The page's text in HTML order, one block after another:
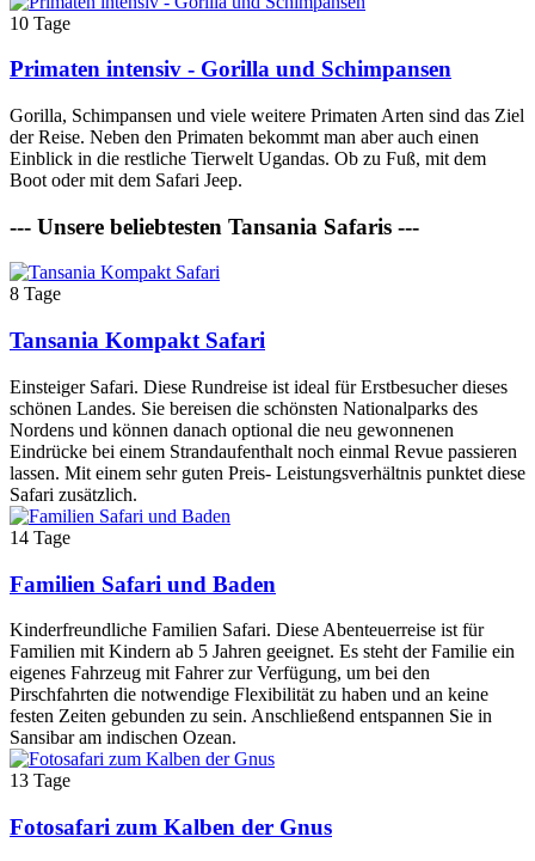
10 Tage
Primaten intensiv - Gorilla und Schimpansen
Gorilla, Schimpansen und viele weitere Primaten Arten sind das Ziel
der Reise. Neben den Primaten bekommt man aber auch einen
Einblick in die restliche Tierwelt Ugandas. Ob zu Fuß, mit dem
Boot oder mit dem Safari Jeep.
--- Unsere beliebtesten Tansania Safaris ---
8 Tage
Tansania Kompakt Safari
Einsteiger Safari. Diese Rundreise ist ideal für Erstbesucher dieses
schönen Landes. Sie bereisen die schönsten Nationalparks des
Nordens und können danach optional die neu gewonnenen
Eindrücke bei einem Strandaufenthalt noch einmal Revue passieren
lassen. Mit einem sehr guten Preis- Leistungsverhältnis punktet diese
Safari zusätzlich.
14 Tage
Familien Safari und Baden
Kinderfreundliche Familien Safari. Diese Abenteuerreise ist für
Familien mit Kindern ab 5 Jahren geeignet. Es steht der Familie ein
eigenes Fahrzeug mit Fahrer zur Verfügung, um bei den
Pirschfahrten die notwendige Flexibilität zu haben und an keine
festen Zeiten gebunden zu sein. Anschließend entspannen Sie in
Sansibar am indischen Ozean.
13 Tage
Fotosafari zum Kalben der Gnus